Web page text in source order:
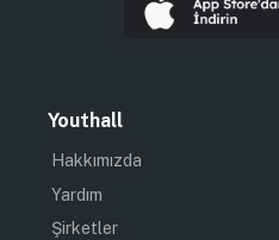
Youthall
Hakkımızda
Yardım
Şirketler